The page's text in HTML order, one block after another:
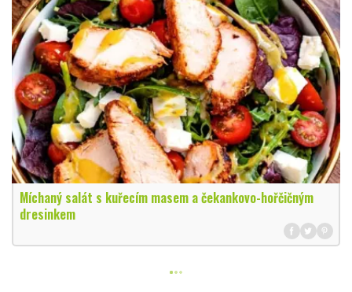
Míchaný salát s kuřecím masem a čekankovo-hořčičným
dresinkem